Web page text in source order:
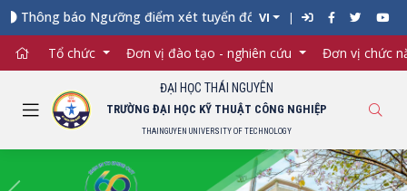
Ngưỡng điểm xét tuyển đối với từng ngành đào tạo Đại học
VI
Tổ chức Đơn vị đào tạo - nghiên cứu Đơn vị chức
ĐẠI HỌC THÁI NGUYÊN
TRƯỜNG ĐẠI HỌC KỸ THUẬT CÔNG NGHIỆP
THAINGUYEN UNIVERSITY OF TECHNOLOGY